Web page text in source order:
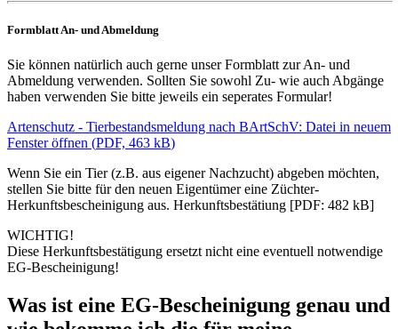
Formblatt An- und Abmeldung
Sie können natürlich auch gerne unser Formblatt zur An- und
Abmeldung verwenden. Sollten Sie sowohl Zu- wie auch Abgänge
haben verwenden Sie bitte jeweils ein seperates Formular!
Artenschutz - Tierbestandsmeldung nach BArtSchV: Datei in neuem
Fenster öffnen (PDF, 463 kB)
Wenn Sie ein Tier (z.B. aus eigener Nachzucht) abgeben möchten,
stellen Sie bitte für den neuen Eigentümer eine Züchter-
Herkunftsbescheinigung aus. Herkunftsbestätiung [PDF: 482 kB]
WICHTIG!
Diese Herkunftsbestätigung ersetzt nicht eine eventuell notwendige
EG-Bescheinigung!
Was ist eine EG-Bescheinigung genau und